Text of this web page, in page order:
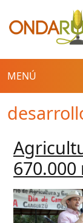
Pasar al
MENÚ